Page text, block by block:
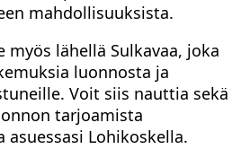
mahdollisuuksista.
myös lähellä Sulkavaa, joka
luonnosta ja
Voit siis nauttia sekä
tarjoamista
Lohikoskella.